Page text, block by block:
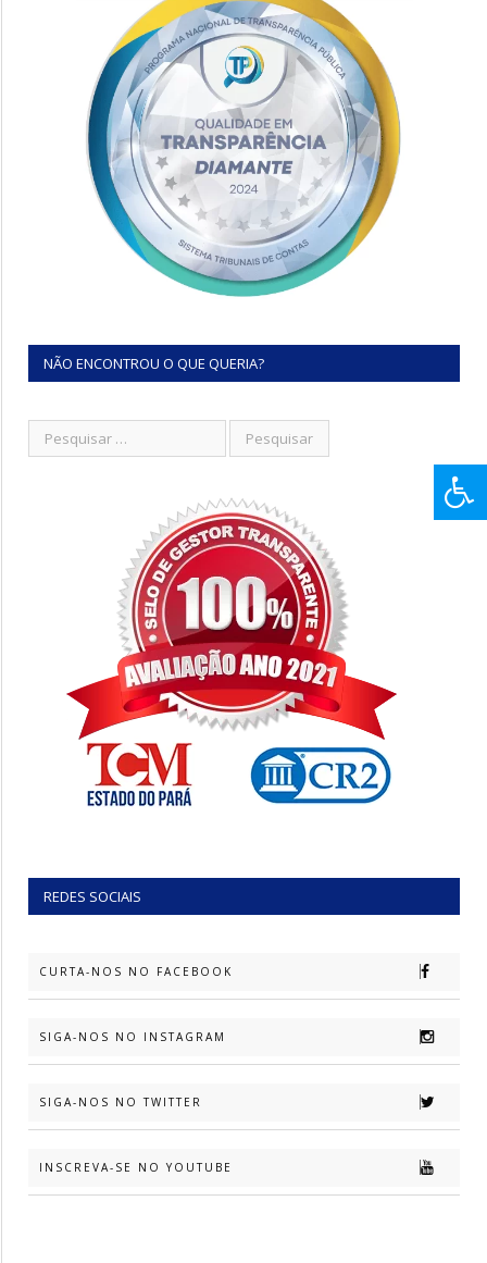
NÃO ENCONTROU O QUE QUERIA?
REDES SOCIAIS
CURTA-NOS NO FACEBOOK
SIGA-NOS NO INSTAGRAM
SIGA-NOS NO TWITTER
INSCREVA-SE NO YOUTUBE